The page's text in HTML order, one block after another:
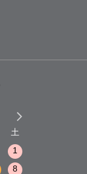
土
1
8